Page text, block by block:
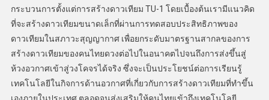
กระบวนการตั้งแต่การสร้างดาวเทียม TU-1 โดยเบื้องต้นเรามีแนวคิด
ที่จะสร้างดาวเทียมขนาดเล็กที่ผ่านการทดสอบประสิทธิภาพของ
ดาวเทียมในสภาวะสุญญากาศ เพื่อยกระดับมาตรฐานสากลของการ
สร้างดาวเทียมของคนไทยดวงต่อไปในอนาคตไปจนถึงการส่งขึ้นสู่
ห้วงอวกาศเข้าสู่วงโคจรได้จริง ซึ่งจะเป็นประโยชน์ต่อการเรียนรู้
เทคโนโลยีในกิจการด้านอวกาศที่เกี่ยวกับการสร้างดาวเทียมที่ทำขึ้น